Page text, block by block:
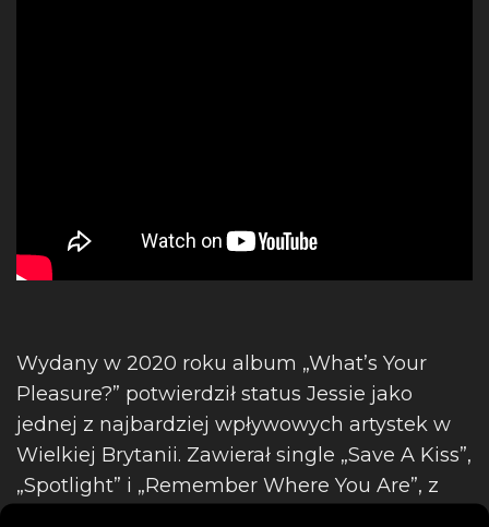
Wydany w 2020 roku album „What’s Your
Pleasure?” potwierdził status Jessie jako
jednej z najbardziej wpływowych artystek w
Wielkiej Brytanii. Zawierał single „Save A Kiss”,
„Spotlight” i „Remember Where You Are”, z